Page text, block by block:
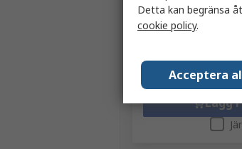
57,69 kr (exkl. moms)
Antal
Lägg
Detta kan begränsa
cookie policy.
Acceptera